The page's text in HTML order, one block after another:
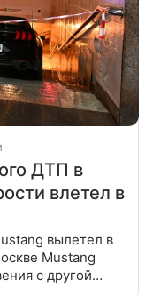
ДТП в
влетел в
вылетел в
Mustang
с другой